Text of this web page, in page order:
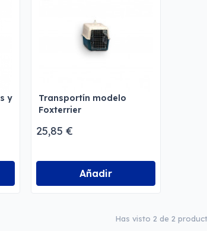
y
Transportín modelo
Foxterrier
25,85 €
Añadir
Has visto 2 de 2